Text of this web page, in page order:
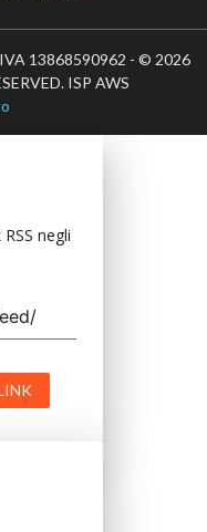
13868590962 - © 2026
ISP AWS
negli